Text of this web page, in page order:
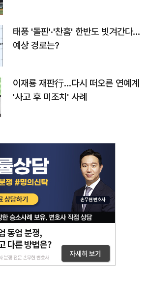
태풍 '돌핀'·'찬홈' 한반도 빗겨간다…
예상 경로는?
이재룡 재판行…다시 떠오른 연예계
'사고 후 미조치' 사례